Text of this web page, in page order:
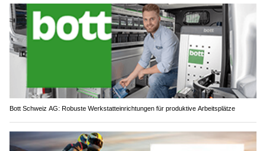
Bott Schweiz AG: Robuste Werkstatteinrichtungen für produktive Arbeitsplätze